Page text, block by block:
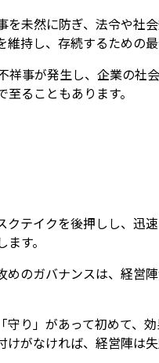
未然に防ぎ、法令や社
持し、存続するための最
事が発生し、企業の社
ることもあります。
テイクを後押しし、迅
す。
のガバナンスは、経営
り」があって初めて、
がなければ、経営陣は